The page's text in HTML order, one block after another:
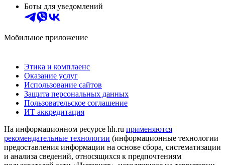
Боты для уведомлений
Мобильное приложение
Этика и комплаенс
Оказание услуг
Использование сайтов
Защита персональных данных
Пользовательское соглашение
ИТ аккредитация
На информационном ресурсе hh.ru применяются
рекомендательные технологии (информационные технологии
предоставления информации на основе сбора, систематизации
и анализа сведений, относящихся к предпочтениям